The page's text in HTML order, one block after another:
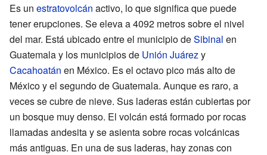
Es un estratovolcán activo, lo que significa que puede
tener erupciones. Se eleva a 4092 metros sobre el nivel
del mar. Está ubicado entre el municipio deSibinal en
Guatemala y los municipios de Unión Juárezy
Cacahoatán en México. Es el octavo pico más alto de
México y el segundo de Guatemala. Aunque es raro, a
veces se cubre de nieve. Sus laderas están cubiertas por
un bosque muy denso. El volcán está formado por rocas
llamadas andesita y se asienta sobre rocas volcánicas
más antiguas. En una de sus laderas, hay zonas con